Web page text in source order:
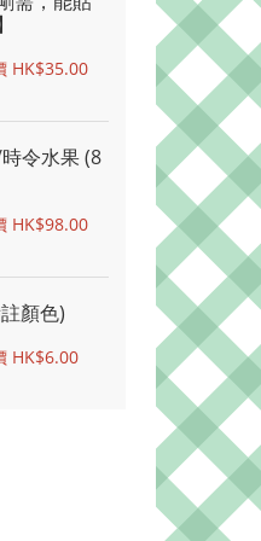
HK$35.00
令水果 (8
HK$98.00
顏色)
HK$6.00